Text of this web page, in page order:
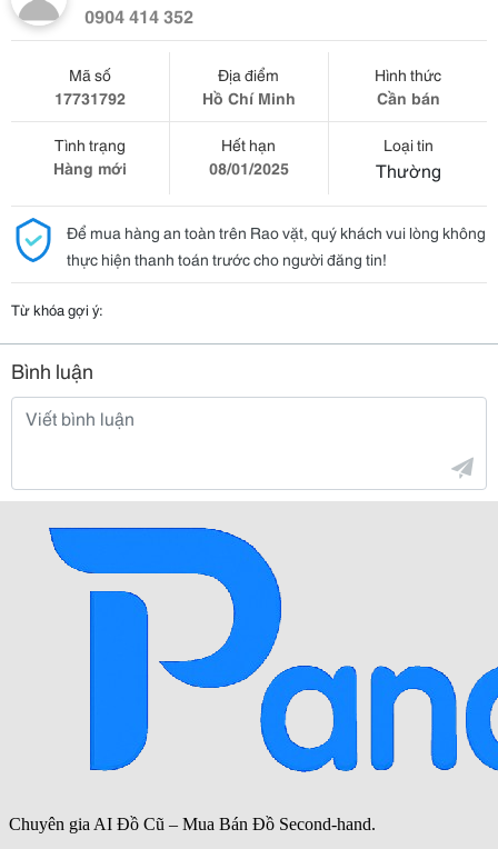
0904 414 352
Mã số
17731792
Địa điểm
Hồ Chí Minh
Hình thức
Cần bán
Tình trạng
Hàng mới
Hết hạn
08/01/2025
Loại tin
Thường
Để mua hàng an toàn trên Rao vặt, quý khách vui lòng không
thực hiện thanh toán trước cho người đăng tin!
Từ khóa gợi ý:
Bình luận